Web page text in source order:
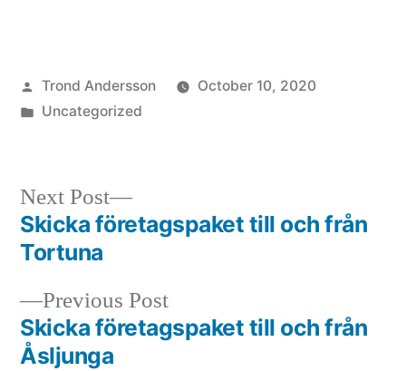
Posted
by
Trond Andersson
October 10, 2020
Posted
Uncategorized
Post
navigation
Previous PostPrevious
post:
Skicka företagspaket till och från
Åsljunga
Next Post
Next
post:
Skicka företagspaket till och från
Tortuna